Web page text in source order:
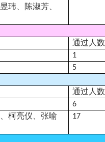
玮、陈淑芳、
通过人数
1
5
通过人数
6
柯亮仪、张喻
17